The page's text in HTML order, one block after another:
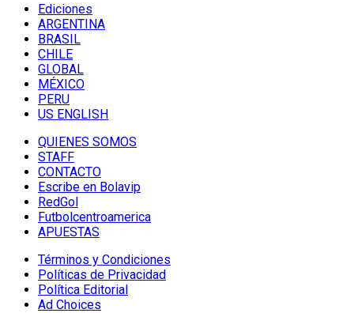
Ediciones
ARGENTINA
BRASIL
CHILE
GLOBAL
MÉXICO
PERU
US ENGLISH
QUIENES SOMOS
STAFF
CONTACTO
Escribe en Bolavip
RedGol
Futbolcentroamerica
APUESTAS
Términos y Condiciones
Políticas de Privacidad
Política Editorial
Ad Choices